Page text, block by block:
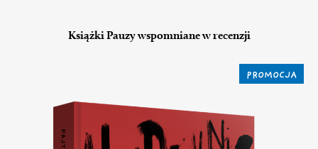
Książki Pauzy wspomniane w recenzji
PROMOCJA